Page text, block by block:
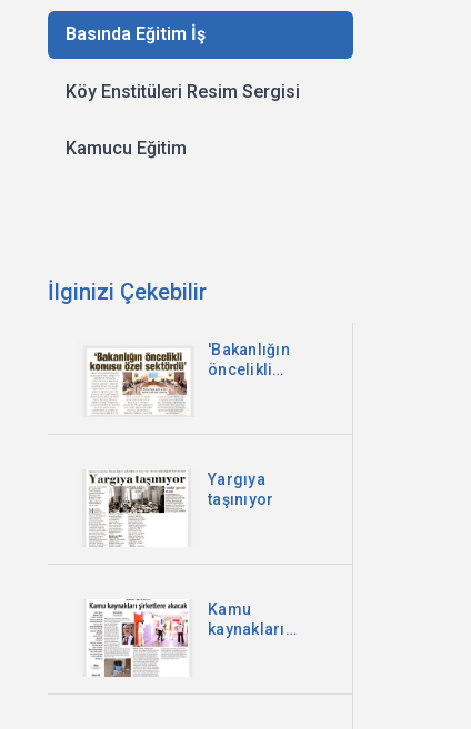
Basında Eğitim İş
Köy Enstitüleri Resim Sergisi
Kamucu Eğitim
İlginizi Çekebilir
'Bakanlığın
öncelikli
Yargıya
taşınıyor
Kamu
kaynakları